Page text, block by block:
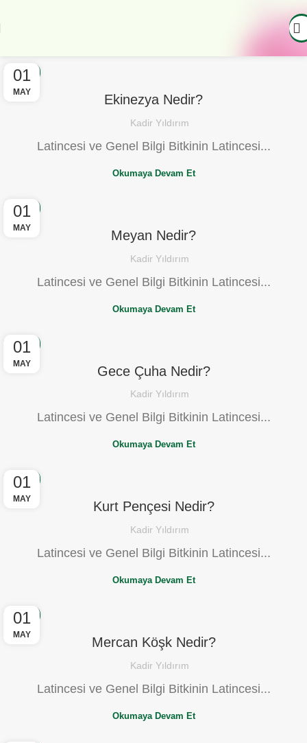
01
MAY
BLOG
Ekinezya Nedir?
Kadir Yıldırım
Latincesi ve Genel Bilgi Bitkinin Latincesi...
Okumaya Devam Et
01
MAY
BLOG
Meyan Nedir?
Kadir Yıldırım
Latincesi ve Genel Bilgi Bitkinin Latincesi...
Okumaya Devam Et
01
MAY
BLOG
Gece Çuha Nedir?
Kadir Yıldırım
Latincesi ve Genel Bilgi Bitkinin Latincesi...
Okumaya Devam Et
01
MAY
BLOG
Kurt Pençesi Nedir?
Kadir Yıldırım
Latincesi ve Genel Bilgi Bitkinin Latincesi...
Okumaya Devam Et
01
MAY
BLOG
Mercan Köşk Nedir?
Kadir Yıldırım
Latincesi ve Genel Bilgi Bitkinin Latincesi...
Okumaya Devam Et